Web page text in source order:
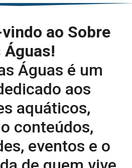
ao Sobre
Águas!
Águas é um
aos
aquáticos,
conteúdos,
eventos e o